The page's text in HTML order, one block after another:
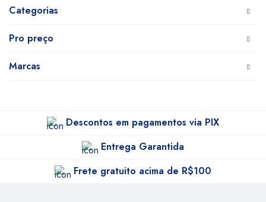
Categorias
Pro preço
Marcas
Descontos em pagamentos via PIX
Entrega Garantida
Frete gratuito acima de R$100